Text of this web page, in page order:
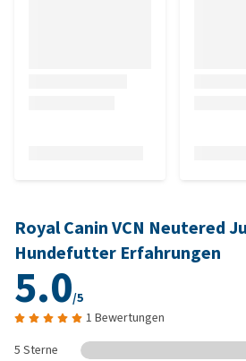
Royal Canin VCN Neutered
Hundefutter Erfahrungen
5.0/5
1 Bewertungen
5 Sterne